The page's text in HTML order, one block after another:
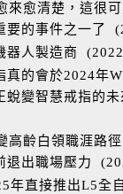
來愈清楚，這很
要的事件之一了
(
器人製造商
(
真的會於2024年
蛻變智慧戒指的未
高齡白領職涯路
退出職場壓力
(
年直接推出L5全